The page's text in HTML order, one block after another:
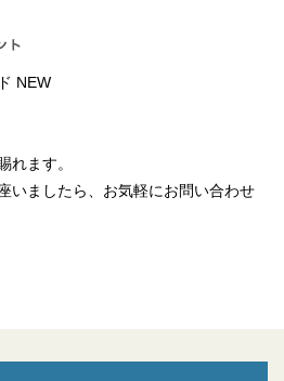
NEW
れます。
いましたら、お気軽にお問い合わせ